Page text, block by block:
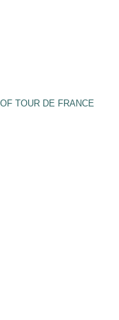
TOUR DE FRANCE